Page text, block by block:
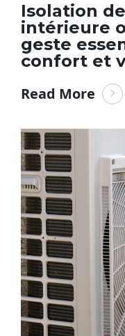
Isolation
intérieure
geste
confort et
Read More